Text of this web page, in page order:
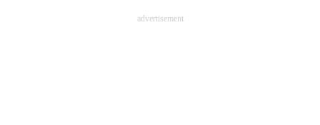
advertisement